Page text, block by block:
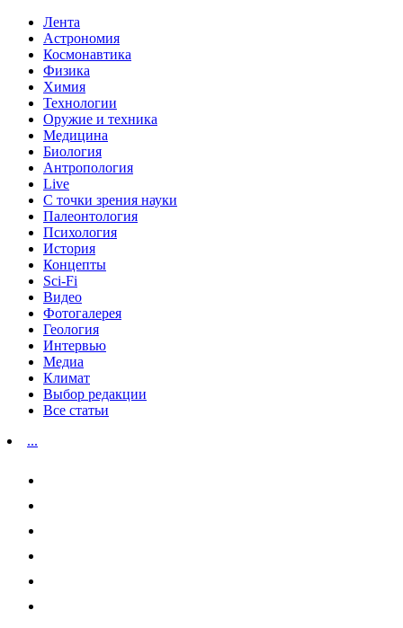
Лента
Астрономия
Космонавтика
Физика
Химия
Технологии
Оружие и техника
Медицина
Биология
Антропология
Live
С точки зрения науки
Палеонтология
Психология
История
Концепты
Sci-Fi
Видео
Фотогалерея
Геология
Интервью
Медиа
Климат
Выбор редакции
Все статьи
...